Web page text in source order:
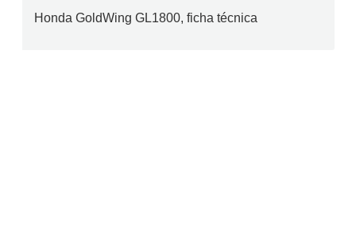
Honda GoldWing GL1800, ficha técnica